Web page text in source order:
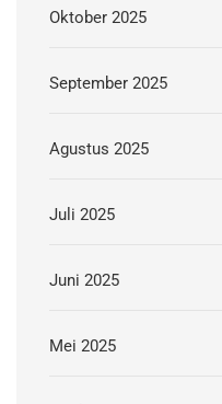
Oktober 2025
September 2025
Agustus 2025
Juli 2025
Juni 2025
Mei 2025